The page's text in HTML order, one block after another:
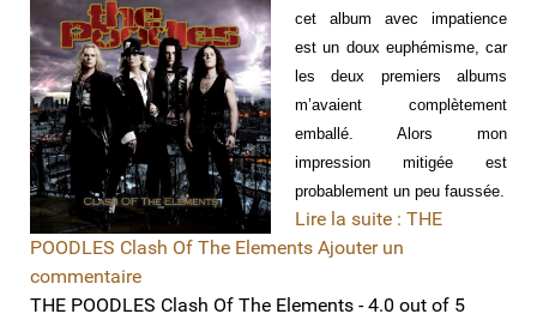
cet album avec impatience
est un doux euphémisme, car
les deux premiers albums
m’avaient complètement
emballé. Alors mon
impression mitigée est
probablement un peu faussée.
Lire la suite : THE
POODLES Clash Of The Elements Ajouter un
commentaire
THE POODLES Clash Of The Elements -4.0 out of 5